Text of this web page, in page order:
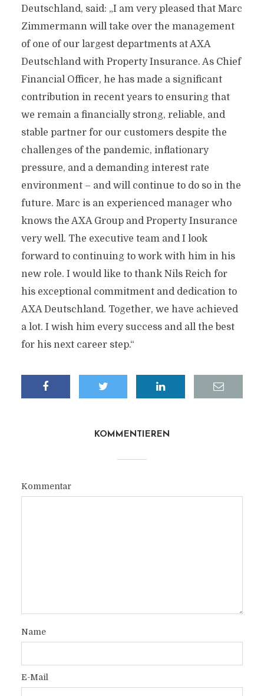
Deutschland, said: „I am very pleased that Marc
Zimmermann will take over the management
of one of our largest departments at AXA
Deutschland with Property Insurance. As Chief
Financial Officer, he has made a significant
contribution in recent years to ensuring that
we remain a financially strong, reliable, and
stable partner for our customers despite the
challenges of the pandemic, inflationary
pressure, and a demanding interest rate
environment – and will continue to do so in the
future. Marc is an experienced manager who
knows the AXA Group and Property Insurance
very well. The executive team and I look
forward to continuing to work with him in his
new role. I would like to thank Nils Reich for
his exceptional commitment and dedication to
AXA Deutschland. Together, we have achieved
a lot. I wish him every success and all the best
for his next career step.“
KOMMENTIEREN
Kommentar
Name
E-Mail